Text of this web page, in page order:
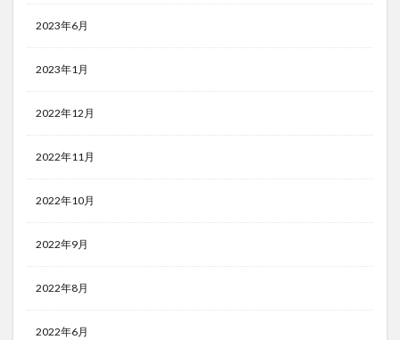
2023年6月
2023年1月
2022年12月
2022年11月
2022年10月
2022年9月
2022年8月
2022年6月